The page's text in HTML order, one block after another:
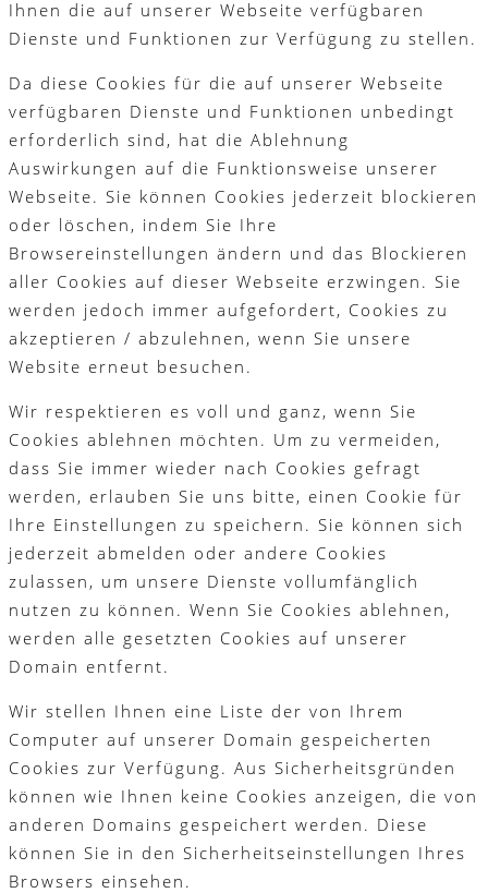
Ihnen die auf unserer Webseite verfügbaren
Dienste und Funktionen zur Verfügung zu stellen.
Da diese Cookies für die auf unserer Webseite
verfügbaren Dienste und Funktionen unbedingt
erforderlich sind, hat die Ablehnung
Auswirkungen auf die Funktionsweise unserer
Webseite. Sie können Cookies jederzeit blockieren
oder löschen, indem Sie Ihre
Browsereinstellungen ändern und das Blockieren
aller Cookies auf dieser Webseite erzwingen. Sie
werden jedoch immer aufgefordert, Cookies zu
akzeptieren / abzulehnen, wenn Sie unsere
Website erneut besuchen.
Wir respektieren es voll und ganz, wenn Sie
Cookies ablehnen möchten. Um zu vermeiden,
dass Sie immer wieder nach Cookies gefragt
werden, erlauben Sie uns bitte, einen Cookie für
Ihre Einstellungen zu speichern. Sie können sich
jederzeit abmelden oder andere Cookies
zulassen, um unsere Dienste vollumfänglich
nutzen zu können. Wenn Sie Cookies ablehnen,
werden alle gesetzten Cookies auf unserer
Domain entfernt.
Wir stellen Ihnen eine Liste der von Ihrem
Computer auf unserer Domain gespeicherten
Cookies zur Verfügung. Aus Sicherheitsgründen
können wie Ihnen keine Cookies anzeigen, die von
anderen Domains gespeichert werden. Diese
können Sie in den Sicherheitseinstellungen Ihres
Browsers einsehen.